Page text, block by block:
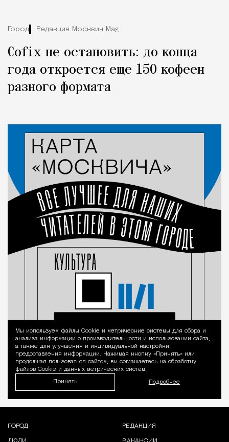
Город Редакция Москвич Mag
Cofix не остановить: до конца
года откроется еще 150 кофеен
разного формата
Уведомление
Мы используем файлы Сookie и метрические системы для сбора и
анализа информации о производительности и использовании сайта,
а также для улучшения и индивидуальной настройки
предоставления информации. Нажимая кнопку «Принять» или
продолжая пользоваться сайтом, вы соглашаетесь на обработку
файлов Cookie и данных метрических систем.
Принять Подробнее
ГОРОД РЕДАКЦИЯ